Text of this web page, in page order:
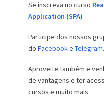
Se inscreva no curso
Application (SPA)
Participe dos nossos
do Facebooke Telegram.
Aproveite também e
de vantagens e ter
cursos e muito mais.